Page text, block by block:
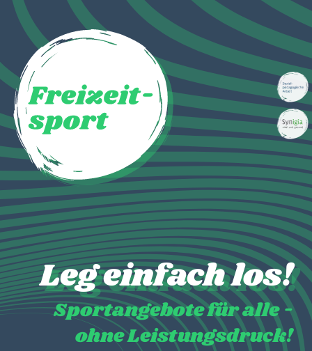
Leg einfach los!
Sportangebote für alle -
ohne Leistungsdruck!